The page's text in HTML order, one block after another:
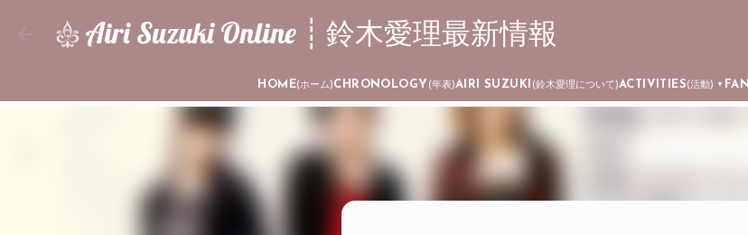
Skip to main content
Airi Suzuki Online ┊ 鈴木愛理最新情報
HOME(ホーム)CHRONOLOGY (年表)AIRI SUZUKI (鈴木愛理について)ACTIVITIES(活動) ▼